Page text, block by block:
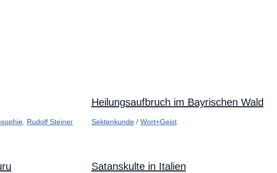
Rudolf Steiner
Heilungsaufbruch im Bayrischen Wald
Sektenkunde/ Wort+Geist
Satanskulte in Italien